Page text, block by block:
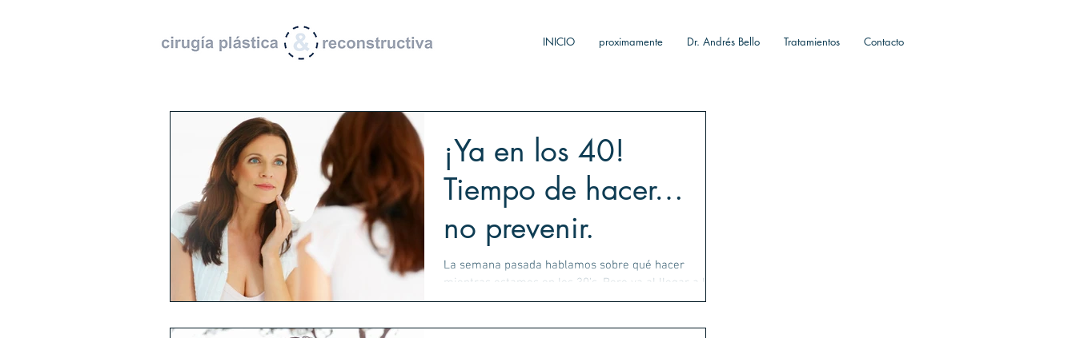
INICIO proximamente Dr. Andrés Bello Tratamientos Contacto
¡Ya en los 40!
Tiempo de hacer…
no prevenir.
La semana pasada hablamos sobre qué hacer
mientras estamos en los 30’s. Pero ya al llegar a los
40’s es momento de tomar las riendas y...